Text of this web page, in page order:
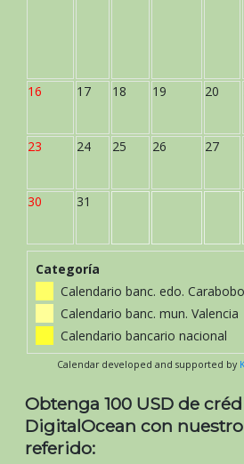
16 17 18 19 20
23 24 25 26 27
30 31
Categoría
Calendario banc. edo. Carabobo
Calendario banc. mun. Valencia
Calendario bancario nacional
Calendar developed and supported by
Obtenga 100 USD de
DigitalOcean con
referido: